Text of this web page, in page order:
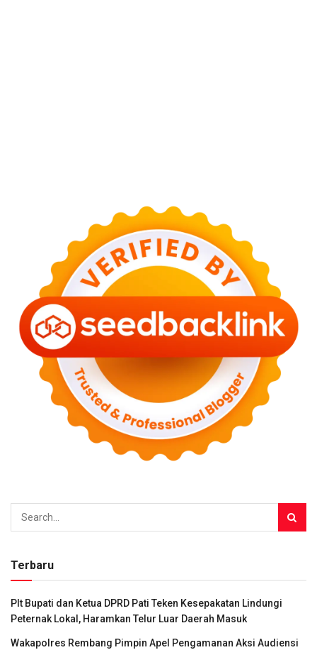
Terbaru
Plt Bupati dan Ketua DPRD Pati Teken Kesepakatan Lindungi
Peternak Lokal, Haramkan Telur Luar Daerah Masuk
Wakapolres Rembang Pimpin Apel Pengamanan Aksi Audiensi